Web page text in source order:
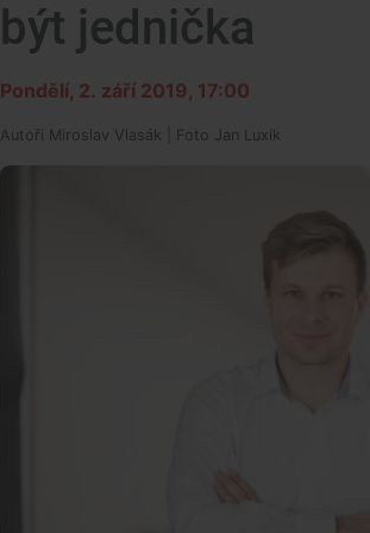
být jednička
Pondělí, 2. září 2019, 17:00
Autoři Miroslav Vlasák | Foto Jan Luxík